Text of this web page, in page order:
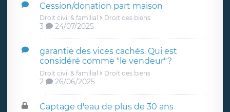
Cession/donation part maison
Droit civil & familial Droit des biens
3 24/07/2025
garantie des vices cachés. Qui est
considéré comme "le vendeur"?
Droit civil & familial Droit des biens
2 26/06/2025
Captage d'eau de plus de 30 ans